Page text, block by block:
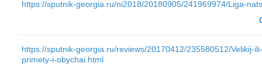
https://sputnik-georgia.ru/ni2018/20180905/241969974/Liga-
https://sputnik-georgia.ru/reviews/20170412/235580512/Velikij-
primety-i-obychai.html